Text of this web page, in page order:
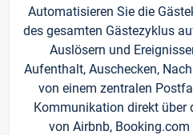
Automatisieren Sie die
des gesamten Gästezyklus
Auslösern und
Aufenthalt, Auschecken,
von einem zentralen
Kommunikation direkt über
von Airbnb,